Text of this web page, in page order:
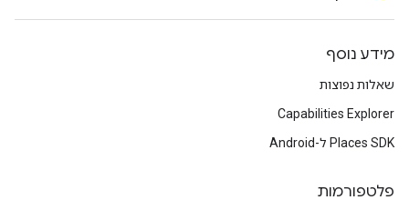
מידע נוסף
שאלות נפוצות
Capabilities Explorer
Places SDK ל-Android
פלטפורמות